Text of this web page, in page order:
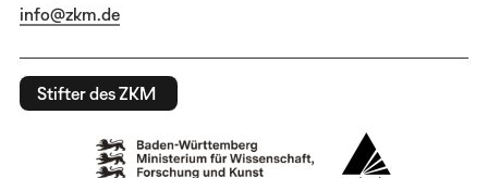
info@zkm.de
Stifter des ZKM